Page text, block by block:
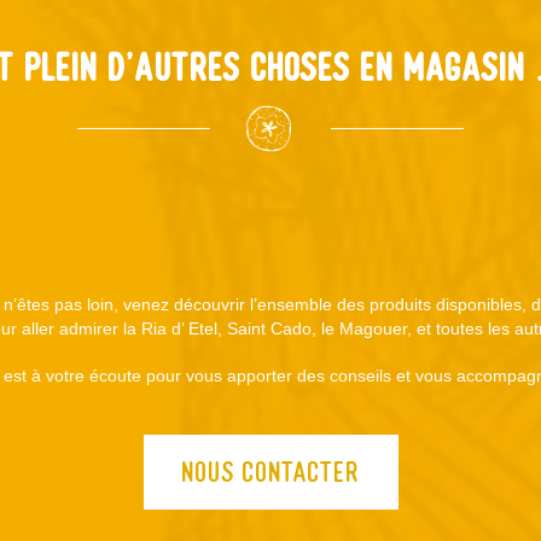
plein d'autres choses en magasin
pas loin, venez découvrir l’ensemble des produits disponibles,
aller admirer la Ria d’ Etel, Saint Cado, le Magouer, et toutes les
est à votre écoute pour vous apporter des conseils et vous
NOUS CONTACTER